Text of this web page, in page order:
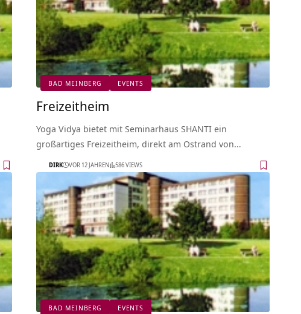
BAD MEINBERG EVENTS
Freizeitheim
Yoga Vidya bietet mit Seminarhaus SHANTI ein
großartiges Freizeitheim, direkt am Ostrand von…
DIRK VOR 12 JAHREN 586 VIEWS
BAD MEINBERG EVENTS